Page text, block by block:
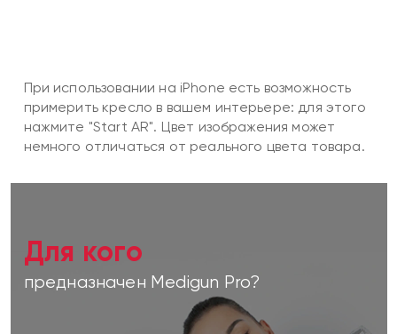
При использовании на iPhone есть возможность
примерить кресло в вашем интерьере: для этого
нажмите "Start AR". Цвет изображения может
немного отличаться от реального цвета товара.
Для кого
предназначен Medigun Pro?